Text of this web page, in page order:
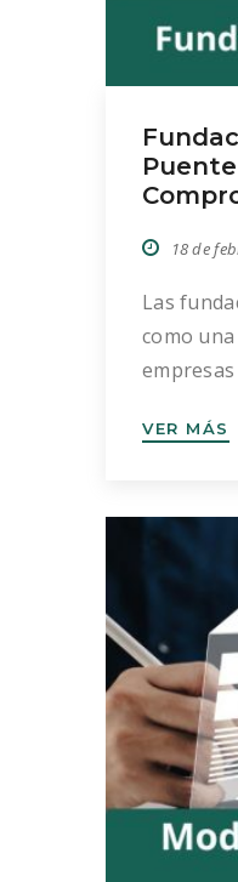
18 de
Las
como
Se trata
principal
VER MÁS